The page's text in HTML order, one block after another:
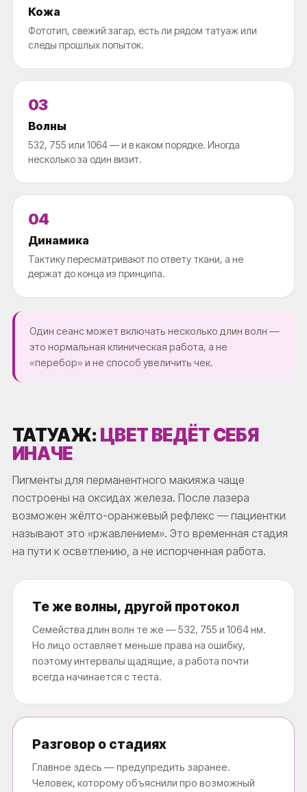
Кожа
Фототип, свежий загар, есть ли рядом татуаж или
следы прошлых попыток.
03
Волны
532, 755 или 1064 — и в каком порядке. Иногда
несколько за один визит.
04
Динамика
Тактику пересматривают по ответу ткани, а не
держат до конца из принципа.
Один сеанс может включать несколько длин волн —
это нормальная клиническая работа, а не
«перебор» и не способ увеличить чек.
ТАТУАЖ:ЦВЕТ ВЕДЁТ СЕБЯ
ИНАЧЕ
Пигменты для перманентного макияжа чаще
построены на оксидах железа. После лазера
возможен жёлто-оранжевый рефлекс — пациентки
называют это «ржавлением». Это временная стадия
на пути к осветлению, а не испорченная работа.
Те же волны, другой протокол
Семейства длин волн те же — 532, 755 и 1064 нм.
Но лицо оставляет меньше права на ошибку,
поэтому интервалы щадящие, а работа почти
всегда начинается с теста.
Разговор о стадиях
Главное здесь — предупредить заранее.
Человек, которому объяснили про возможный